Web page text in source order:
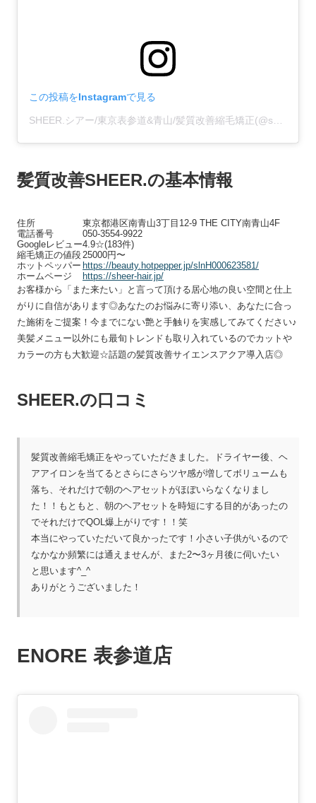
この投稿をInstagramで見る
髪質改善SHEER.の基本情報
住所
東京都港区南青山3丁目12-9 THE CITY南青山4F
電話番号
050-3554-9922
Googleレビュー4.9☆(183件)
縮毛矯正の値段25000円〜
ホットペッパー https://beauty.hotpepper.jp/slnH000623581/
ホームページ
https://sheer-hair.jp/
お客様から「また来たい」と言って頂ける居心地の良い空間と仕上
がりに自信があります◎あなたのお悩みに寄り添い、あなたに合っ
た施術をご提案！今までにない艶と手触りを実感してみてください♪
美髪メニュー以外にも最旬トレンドも取り入れているのでカットや
カラーの方も大歓迎☆話題の髪質改善サイエンスアクア導入店◎
SHEER.の口コミ
髪質改善縮毛矯正をやっていただきました。
ドライヤー後、ヘ
アアイロンを当てるとさらにさらツヤ感が増してボリュームも
落ち、それだけで朝のヘアセットがほぼいらなくなりまし
た！！ もともと、朝のヘアセットを時短にする目的があったの
でそれだけでQOL爆上がりです！！笑
本当にやっていただいて良かったです！ 小さい子供がいるので
なかなか頻繁には通えませんが、また2〜3ヶ月後に伺いたい
と思います^_^
ありがとうございました！
ENORE 表参道店